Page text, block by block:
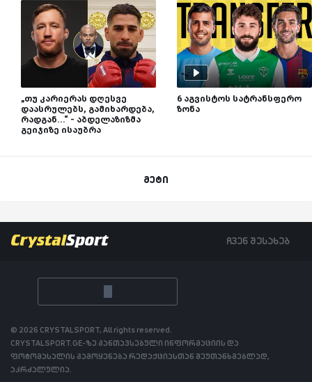
„თუ კარიერას დღესვე
დაასრულებს, გამიხარდება,
რადგან...“ - აბდელაზიზმა
გეიჯიზე ისაუბრა
6 აგვისტოს სატრანსფერო
ზონა
მეტი
ჩვენ შესახებ
© 2026 CRYSTALSPORT, All rights reserved.
CRYSTALSPORT.GE-ზე განთავსებული ინფორმაციის და
ფოტომასალის გამოყენება რედაქციასთან შეუთანხმებლად,
აკრძალულია.